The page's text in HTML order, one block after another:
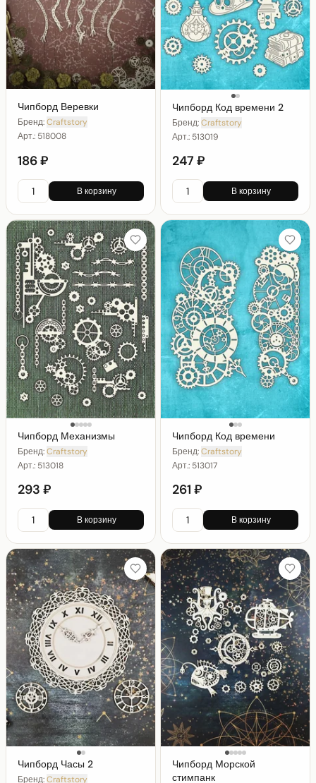
Чипборд Веревки
Бренд:Craftstory
Арт.: 518008
186 ₽
В корзину
Чипборд Код времени 2
Бренд:Craftstory
Арт.: 513019
247 ₽
В корзину
Чипборд Механизмы
Бренд:Craftstory
Арт.: 513018
293 ₽
В корзину
Чипборд Код времени
Бренд:Craftstory
Арт.: 513017
261 ₽
В корзину
Чипборд Часы 2
Бренд:Craftstory
Чипборд Морской
стимпанк